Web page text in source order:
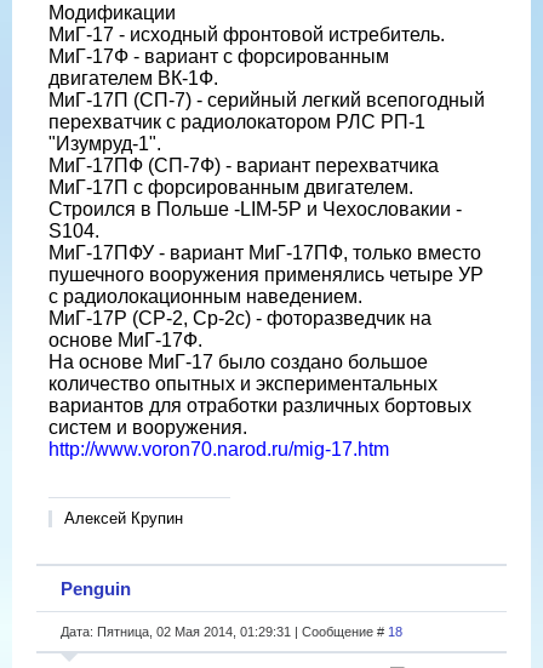
Модификации
МиГ-17 - исходный фронтовой истребитель.
МиГ-17Ф - вариант с форсированным
двигателем ВК-1Ф.
МиГ-17П (СП-7) - серийный легкий всепогодный
перехватчик с радиолокатором РЛС РП-1
"Изумруд-1".
МиГ-17ПФ (СП-7Ф) - вариант перехватчика
МиГ-17П с форсированным двигателем.
Строился в Польше -LIM-5P и Чехословакии -
S104.
МиГ-17ПФУ - вариант МиГ-17ПФ, только вместо
пушечного вооружения применялись четыре УР
с радиолокационным наведением.
МиГ-17Р (СР-2, Ср-2с) - фоторазведчик на
основе МиГ-17Ф.
На основе МиГ-17 было создано большое
количество опытных и экспериментальных
вариантов для отработки различных бортовых
систем и вооружения.
http://www.voron70.narod.ru/mig-17.htm
Алексей Крупин
Penguin
Дата: Пятница, 02 Мая 2014, 01:29:31 | Сообщение # 18